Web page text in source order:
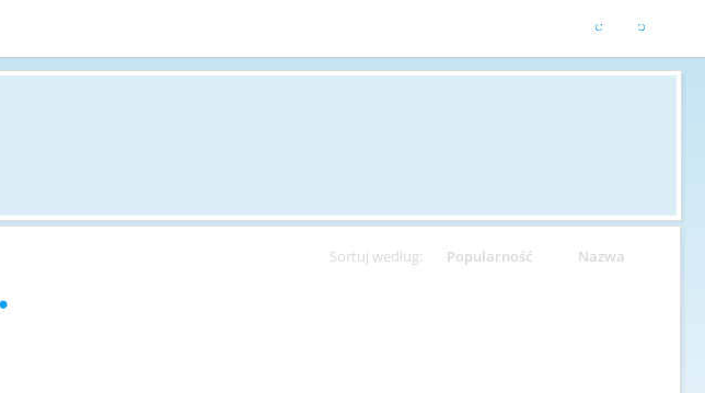
Sortuj według: Popularność Nazwa